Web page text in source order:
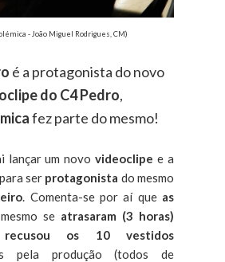
- João Miguel Rodrigues, CM)
é a protagonista do novo
do C4 Pedro,
fez parte do mesmo!
lançar um novovideoclipe e a
ser protagonista do mesmo
. Comenta-se por aí queas
se atrasaram (3 horas)
recusou os 10 vestidos
pela produção (todos de